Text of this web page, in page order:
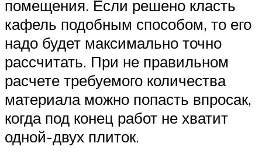
помещения. Если решено класть
кафель подобным способом, то его
надо будет максимально точно
рассчитать. При не правильном
расчете требуемого количества
материала можно попасть впросак,
когда под конец работ не хватит
одной-двух плиток.